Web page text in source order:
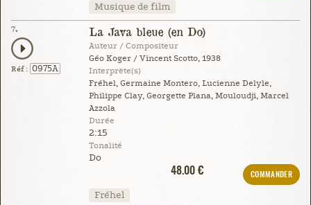
Musique de film
7.
Réf : 0975A
La Java bleue (en Do)
Auteur / Compositeur
Géo Koger / Vincent Scotto, 1938
Interprète(s)
Fréhel, Germaine Montero, Lucienne Delyle,
Philippe Clay, Georgette Plana, Mouloudji, Marcel
Azzola
Durée
2:15
Tonalité
Do
48.00 €
COMMANDER
Fréhel